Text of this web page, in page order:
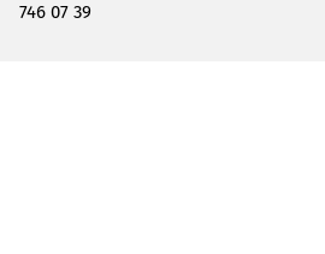
746 07 39